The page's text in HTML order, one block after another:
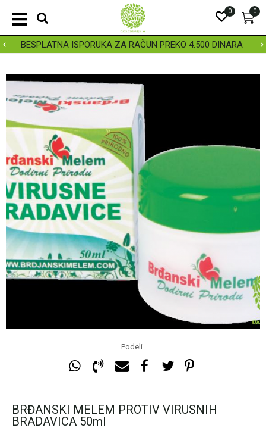
BESPLATNA ISPORUKA ZA RAČUN PREKO 4.500 DINARA
0
0
Podeli
BRĐANSKI MELEM PROTIV VIRUSNIH
BRADAVICA 50ml